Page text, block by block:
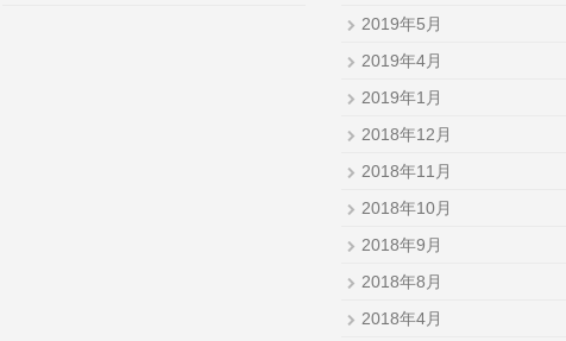
2019年5月
2019年4月
2019年1月
2018年12月
2018年11月
2018年10月
2018年9月
2018年8月
2018年4月